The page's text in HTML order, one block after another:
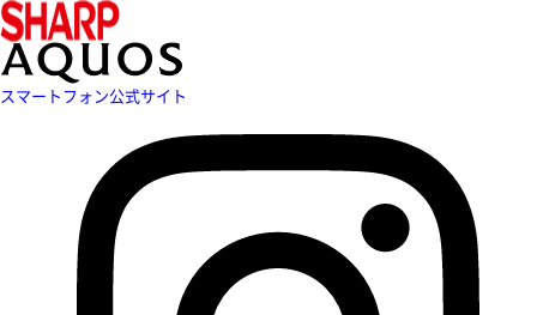
スマートフォン公式サイト